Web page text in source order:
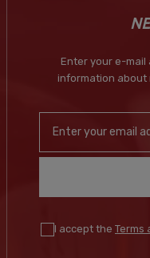
Enter your e-
information about
I accept the Terms